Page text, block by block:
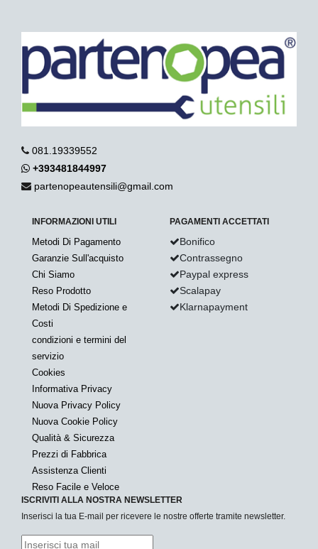
081.19339552
+393481844997
partenopeautensili@gmail.com
INFORMAZIONI UTILI
Metodi Di Pagamento
Garanzie Sull'acquisto
Chi Siamo
Reso Prodotto
Metodi Di Spedizione e
Costi
condizioni e termini del
servizio
Cookies
Informativa Privacy
Nuova Privacy Policy
Nuova Cookie Policy
Qualità & Sicurezza
Prezzi di Fabbrica
Assistenza Clienti
Reso Facile e Veloce
PAGAMENTI ACCETTATI
Bonifico
Contrassegno
Paypal express
Scalapay
Klarnapayment
ISCRIVITI ALLA NOSTRA NEWSLETTER
Inserisci la tua E-mail per ricevere le nostre offerte tramite newsletter.